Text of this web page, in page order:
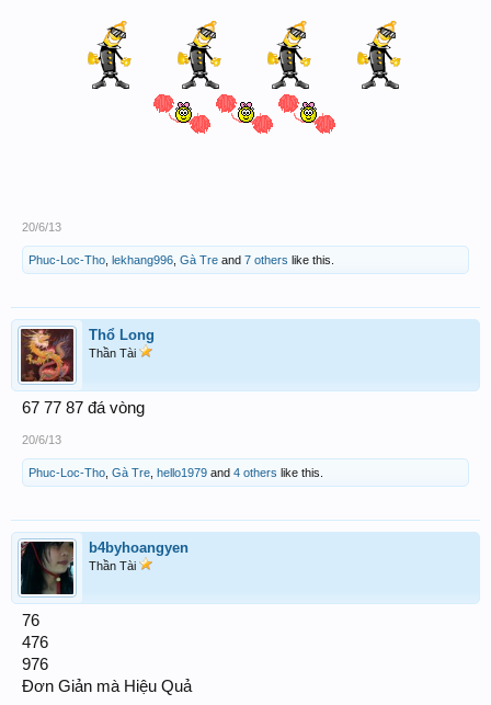
20/6/13
Phuc-Loc-Tho lekhang996 Gà Tre and 7 others like this.
Thổ Long
Thần Tài
67 77 87 đá vòng
20/6/13
Phuc-Loc-Tho Gà Tre hello1979 and 4 others like this.
b4byhoangyen
Thần Tài
76
476
976
Đơn Giản mà Hiệu Quả